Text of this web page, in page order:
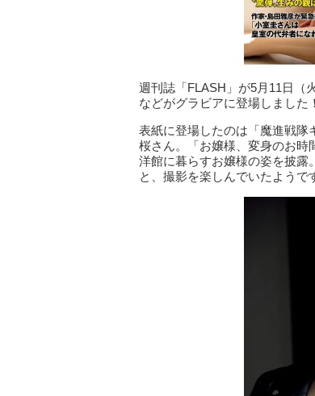
週刊誌「FLASH」が5月11日（
などがグラビアに登場しました！
表紙に登場したのは「魔進戦隊
桜さん。「お嬢様、変身のお時
洋館に暮らすお嬢様の姿を披露
と、撮影を楽しんでいたようで